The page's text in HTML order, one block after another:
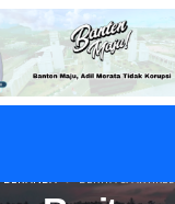
BERANDA BERITA & ARTIKEL